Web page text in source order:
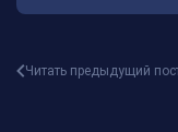
Читать предыдущий